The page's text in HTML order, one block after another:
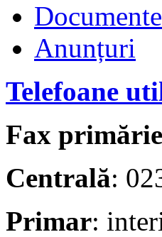
Anunțuri
Telefoane
Fax primărie
Centrală:
Primar: